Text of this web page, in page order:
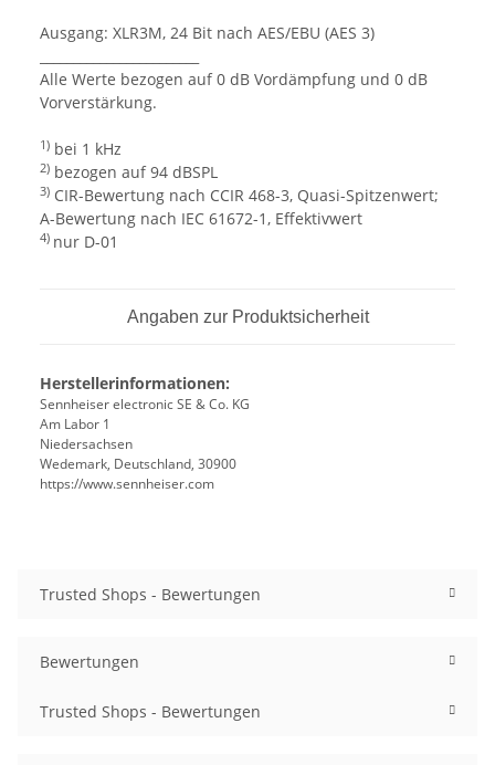
Ausgang: XLR3M, 24 Bit nach AES/EBU (AES 3)
Alle Werte bezogen auf 0 dB Vordämpfung und 0 dB
Vorverstärkung.
1) bei 1 kHz
2) bezogen auf 94 dBSPL
3) CIR-Bewertung nach CCIR 468-3, Quasi-Spitzenwert;
A-Bewertung nach IEC 61672-1, Effektivwert
4) nur D-01
Angaben zur Produktsicherheit
Herstellerinformationen:
Sennheiser electronic SE & Co. KG
Am Labor 1
Niedersachsen
Wedemark, Deutschland, 30900
https://www.sennheiser.com
Trusted Shops - Bewertungen
Bewertungen
Trusted Shops - Bewertungen